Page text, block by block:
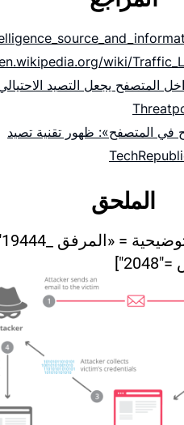
wiki/
المتصفح يجعل التصيد
في المتصفح»: ظهور تقنية تصيد
الملحق
[معرف